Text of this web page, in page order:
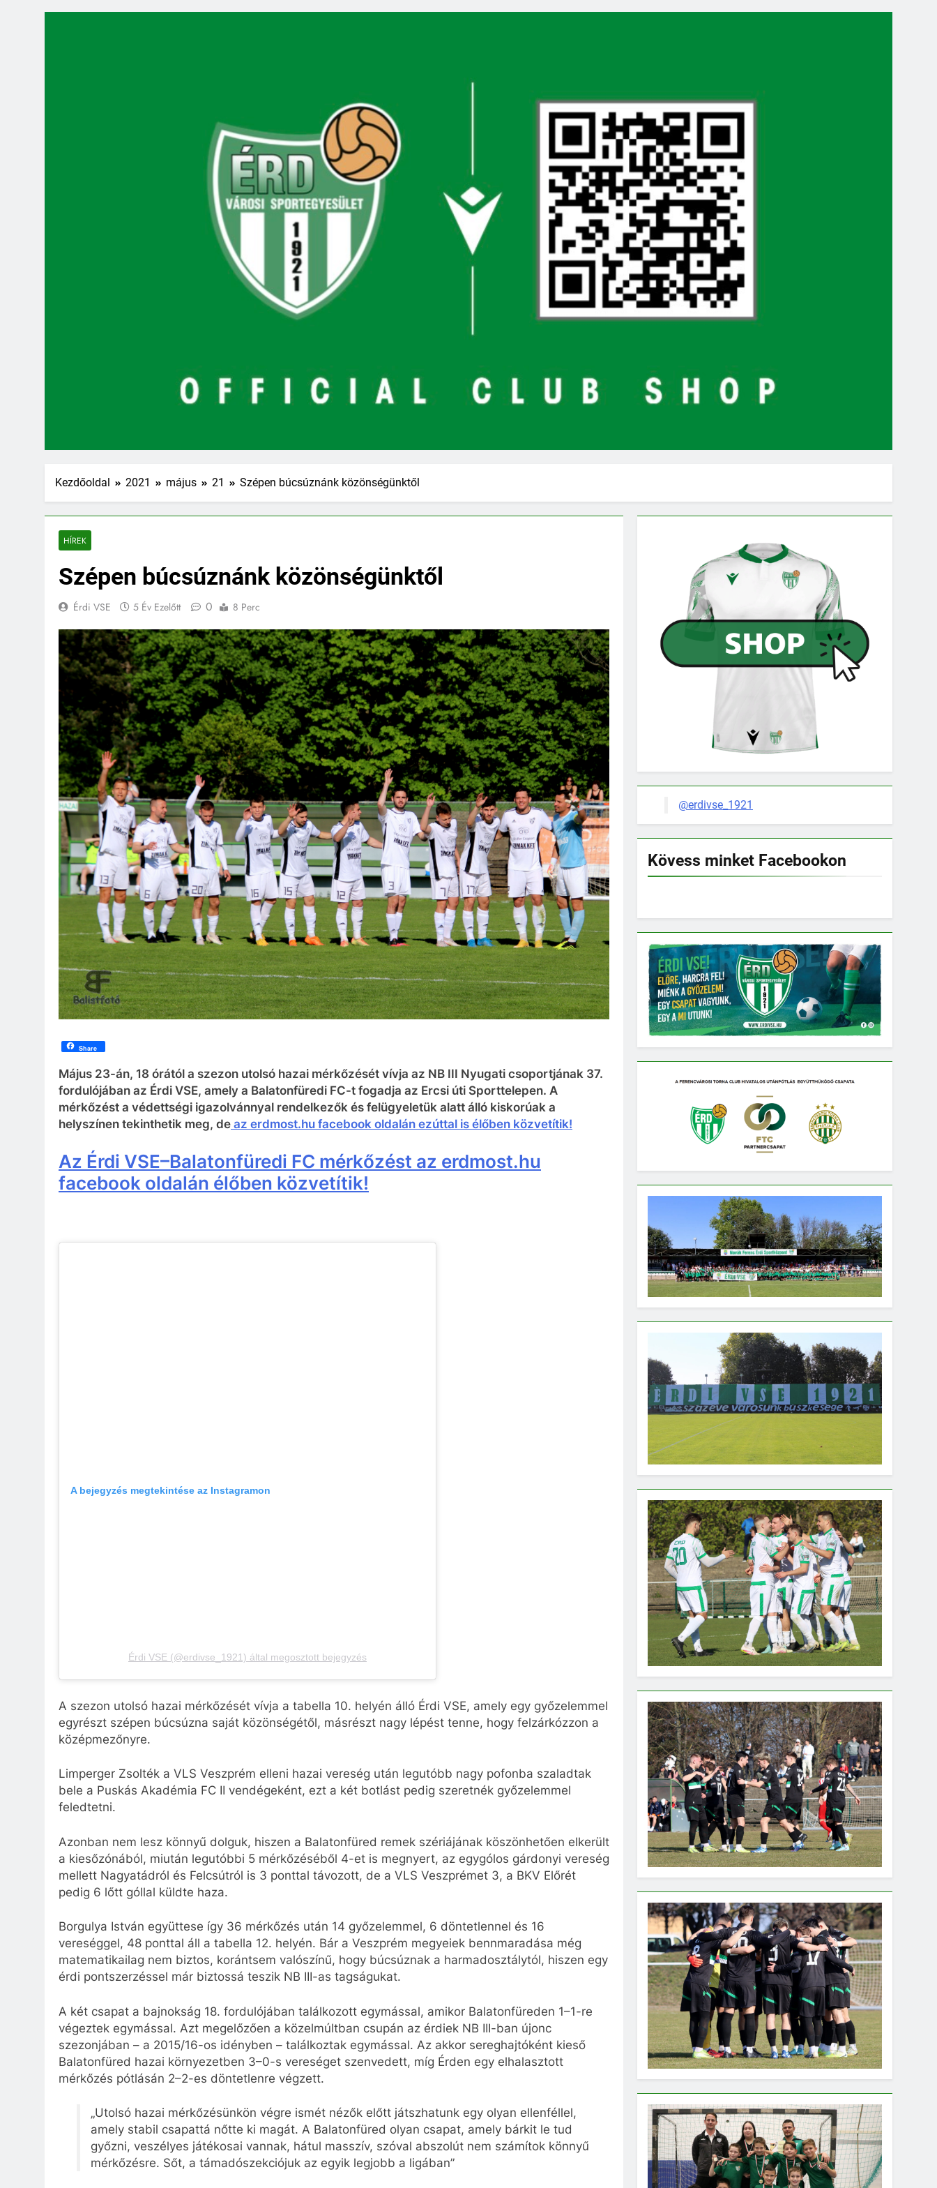
Kezdőoldal 2021 május 21 Szépen búcsúznánk közönségünktől
HÍREK
Szépen búcsúznánk közönségünktől
Érdi VSE 5 Év Ezelőtt 0 8 Perc
Share
Május 23-án, 18 órától a szezon utolsó hazai mérkőzését vívja az NB III Nyugati csoportjának 37.
fordulójában az Érdi VSE, amely a Balatonfüredi FC-t fogadja az Ercsi úti Sporttelepen. A
mérkőzést a védettségi igazolvánnyal rendelkezők és felügyeletük alatt álló kiskorúak a
helyszínen tekinthetik meg, de az erdmost.hu facebook oldalán ezúttal is élőben közvetítik!
Az Érdi VSE–Balatonfüredi FC mérkőzést az erdmost.hu
facebook oldalán élőben közvetítik!
A bejegyzés megtekintése az Instagramon
Érdi VSE (@erdivse_1921) által megosztott bejegyzés
A szezon utolsó hazai mérkőzését vívja a tabella 10. helyén álló Érdi VSE, amely egy győzelemmel
egyrészt szépen búcsúzna saját közönségétől, másrészt nagy lépést tenne, hogy felzárkózzon a
középmezőnyre.
Limperger Zsolték a VLS Veszprém elleni hazai vereség után legutóbb nagy pofonba szaladtak
bele a Puskás Akadémia FC II vendégeként, ezt a két botlást pedig szeretnék győzelemmel
feledtetni.
Azonban nem lesz könnyű dolguk, hiszen a Balatonfüred remek szériájának köszönhetően elkerült
a kiesőzónából, miután legutóbbi 5 mérkőzéséből 4-et is megnyert, az egygólos gárdonyi vereség
mellett Nagyatádról és Felcsútról is 3 ponttal távozott, de a VLS Veszprémet 3, a BKV Előrét
pedig 6 lőtt góllal küldte haza.
Borgulya István együttese így 36 mérkőzés után 14 győzelemmel, 6 döntetlennel és 16
vereséggel, 48 ponttal áll a tabella 12. helyén. Bár a Veszprém megyeiek bennmaradása még
matematikailag nem biztos, korántsem valószínű, hogy búcsúznak a harmadosztálytól, hiszen egy
érdi pontszerzéssel már biztossá teszik NB III-as tagságukat.
A két csapat a bajnokság 18. fordulójában találkozott egymással, amikor Balatonfüreden 1–1-re
végeztek egymással. Azt megelőzően a közelmúltban csupán az érdiek NB III-ban újonc
szezonjában – a 2015/16-os idényben – találkoztak egymással. Az akkor sereghajtóként kieső
Balatonfüred hazai környezetben 3–0-s vereséget szenvedett, míg Érden egy elhalasztott
mérkőzés pótlásán 2–2-es döntetlenre végzett.
„Utolsó hazai mérkőzésünkön végre ismét nézők előtt játszhatunk egy olyan ellenféllel,
amely stabil csapattá nőtte ki magát. A Balatonfüred olyan csapat, amely bárkit le tud
győzni, veszélyes játékosai vannak, hátul masszív, szóval abszolút nem számítok könnyű
mérkőzésre. Sőt, a támadószekciójuk az egyik legjobb a ligában”
@erdivse_1921
Kövess minket Facebookon